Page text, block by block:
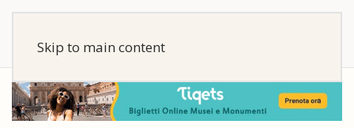
Skip to main content